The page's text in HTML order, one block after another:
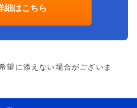
細はこちら
望に添えない場合がございま